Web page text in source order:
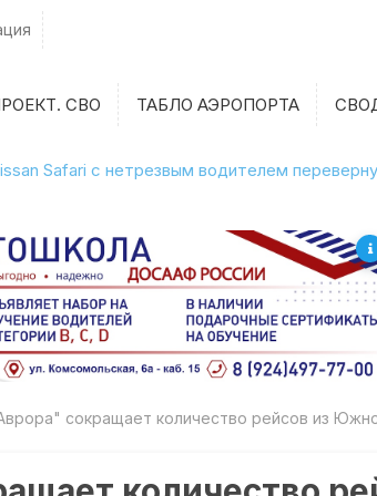
СВО ТАБЛО АЭРОПОРТА
Safari с нетрезвым водителем
сокращает количество рейсов из